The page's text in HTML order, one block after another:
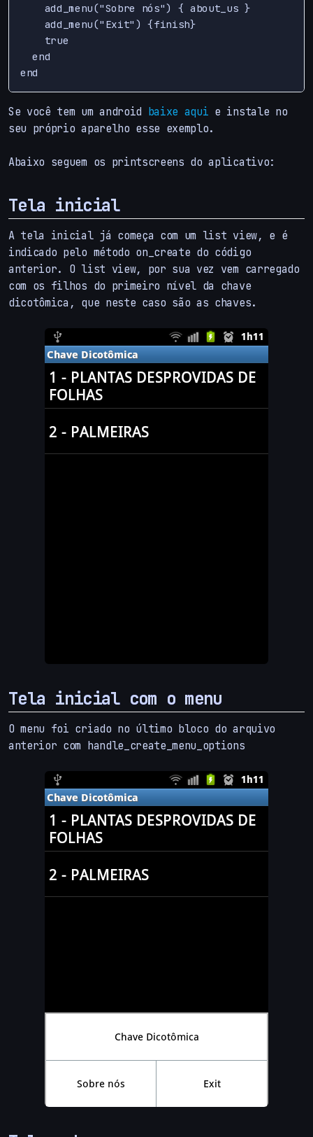
    add_menu("Sobre nós") { about_us }
    add_menu("Exit") {finish}
    true
  end
Se você tem um android baixe aqui e instale no
seu próprio aparelho esse exemplo.
Abaixo seguem os printscreens do aplicativo:
Tela inicial
A tela inicial já começa com um list view, e é
indicado pelo método on_create do código
anterior. O list view, por sua vez vem carregado
com os filhos do primeiro nível da chave
dicotômica, que neste caso são as chaves.
Tela inicial com o menu
O menu foi criado no último bloco do arquivo
anterior com handle_create_menu_options